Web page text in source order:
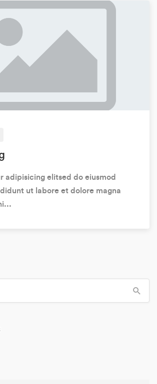
adipisicing elitsed do eiusmod
ut labore et dolore magna